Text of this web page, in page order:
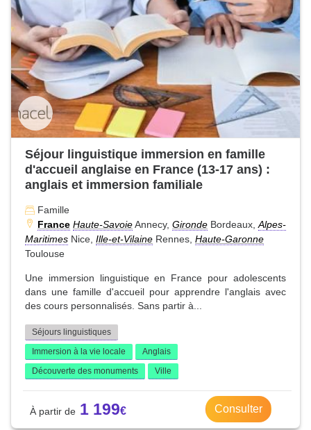
Séjour linguistique immersion en famille
d'accueil anglaise en France (13-17 ans) :
anglais et immersion familiale
Famille
France Haute-SavoieAnnecy, Gironde Bordeaux,Alpes-
Maritimes Nice, Ille-et-Vilaine Rennes, Haute-Garonne
Toulouse
Une immersion linguistique en France pour adolescents
dans une famille d'accueil pour apprendre l'anglais avec
des cours personnalisés. Sans partir à...
Séjours linguistiques
Immersion à la vie locale
Anglais
Découverte des monuments
Ville
1 199 Consulter